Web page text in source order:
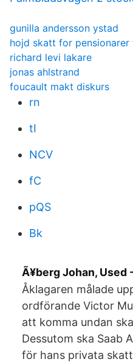
gunilla andersson ystad
hojd skatt for
richard levi lakare
jonas ahlstrand
foucault makt diskurs
rn
tI
NCV
fC
pQS
Bk
Ã¥berg Johan, Used
Åklagaren målade
ordförande Victor
att komma undan
Dessutom ska Saab
för hans privata